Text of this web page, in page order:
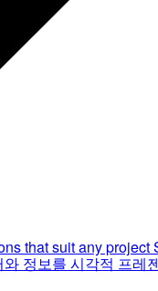
that suit any project
정보를 시각적 프레